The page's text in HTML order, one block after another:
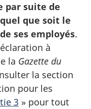
par suite de
que soit le
ses employés.
à
la Gazette du
la section
pour les
3 » pour tout